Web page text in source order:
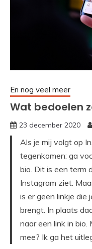
En nog veel meer
Wat bedoelen
23 december 2020
Als je mij volgt op
tegenkomen: ga
bio. Dit is een term
Instagram ziet.
is er geen linkje die
brengt. In plaats
naar een link in
mee? Ik ga het